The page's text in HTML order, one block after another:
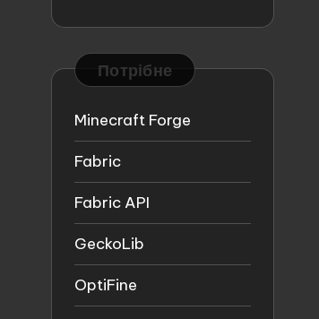
Потрібне
Minecraft Forge
Fabric
Fabric API
GeckoLib
OptiFine